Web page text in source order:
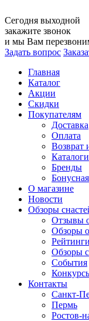
Сегодня выходной
закажите звонок
и мы Вам
Задать вопрос
Главная
Каталог
Акции
Скидки
Покупателям
Доставка
Оплата
Возврат
Каталоги
Бренды
О магазине
Новости
Обзоры
Отзывы
Обзоры
Обзоры
События
Контакты
Санкт-
Пермь
Ростов-